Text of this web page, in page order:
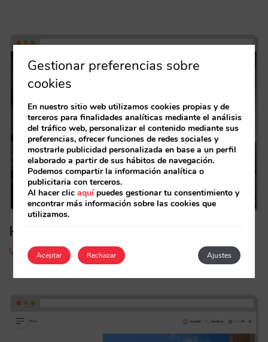
Hotel Emperador
Visita Hotel Emperador
Gestionar preferencias sobre
cookies
En nuestro sitio web utilizamos cookies propias y de
terceros para finalidades analíticas mediante el análisis
del tráfico web, personalizar el contenido mediante sus
preferencias, ofrecer funciones de redes sociales y
mostrarle publicidad personalizada en base a un perfil
elaborado a partir de sus hábitos de navegación.
Podemos compartir la información analítica o
publicitaria con terceros.
Al hacer clicaquípuedes gestionar tu consentimiento y
encontrar más información sobre las cookies que
utilizamos.
Aceptar Ajustes
Rechazar